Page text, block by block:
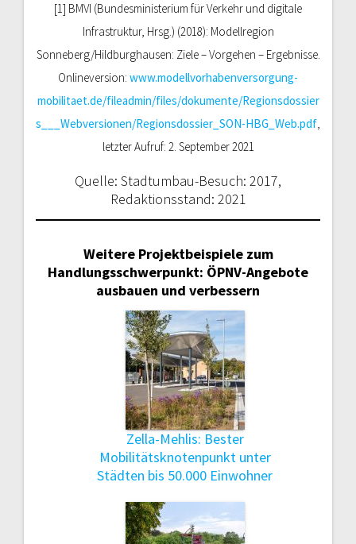
[1] BMVI (Bundesministerium für Verkehr und digitale
Infrastruktur, Hrsg.) (2018): Modellregion
Sonneberg/Hildburghausen: Ziele – Vorgehen – Ergebnisse.
Onlineversion: www.modellvorhabenversorgung-
mobilitaet.de/fileadmin/files/dokumente/Regionsdossier
s___Webversionen/Regionsdossier_SON-HBG_Web.pdf
letzter Aufruf: 2. September 2021
Quelle: Stadtumbau-Besuch: 2017,
Redaktionsstand: 2021
Weitere Projektbeispiele zum
Handlungsschwerpunkt: ÖPNV-Angebote
ausbauen und verbessern
Zella-Mehlis: Bester
Mobilitätsknotenpunkt unter
Städten bis 50.000 Einwohner